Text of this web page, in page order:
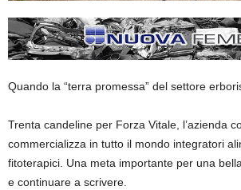
Quando la “terra promessa” del settore
Trenta candeline per Forza Vitale, l’azienda
commercializza in tutto il mondo integratori
fitoterapici. Una meta importante per una
e continuare a scrivere.